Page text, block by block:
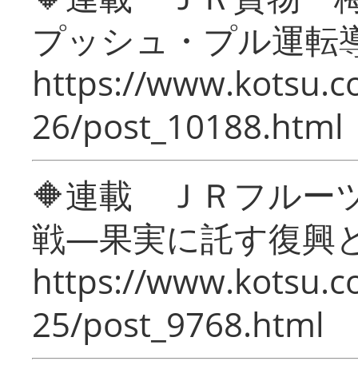
プッシュ・プル運転
https://
26/post_10188.html
🔶連載 ＪＲフルー
戦―果実に託す復興
https://
25/post_9768.html